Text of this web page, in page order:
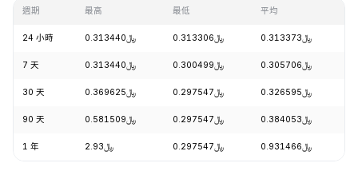
週期 最高 最低 平均
24 小時 ﷼0.313440 ﷼0.313306 ﷼0.313373
7 天 ﷼0.313440 ﷼0.300499 ﷼0.305706
30 天 ﷼0.369625 ﷼0.297547 ﷼0.326595
90 天 ﷼0.581509 ﷼0.297547 ﷼0.384053
1 年 ﷼2.93 ﷼0.297547 ﷼0.931466